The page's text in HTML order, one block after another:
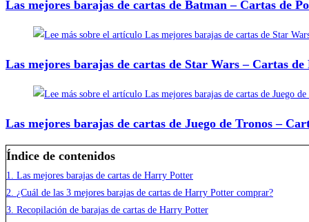
Las mejores barajas de cartas de Batman – Cartas de
Las mejores barajas de cartas de Star Wars – Cartas
Las mejores barajas de cartas de Juego de Tronos –
Índice de contenidos
1.
Las mejores barajas de cartas de Harry Potter
2.
¿Cuál de las 3 mejores barajas de cartas de Harry Potter comprar?
3. Recopilación de barajas de cartas de Harry Potter